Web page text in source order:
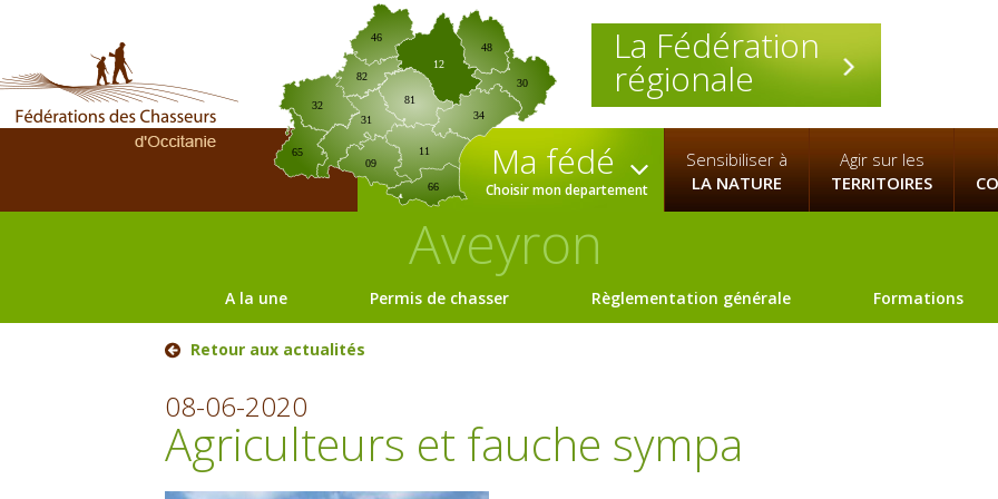
La Fédération
régionale
09
12
30
31
32
34
46
65
66
81
82
11
48
Ma fédé
Choisir mon departement
Sensibiliser à
LA NATURE
Agir sur les
TERRITOIRES
Aveyron
A la une Permis de chasser Règlementation générale Formations
Retour aux actualités
08-06-2020
Agriculteurs et fauche sympa